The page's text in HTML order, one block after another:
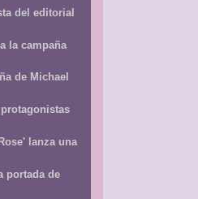
del editorial
la campaña
de Michael
lanza una
portada de